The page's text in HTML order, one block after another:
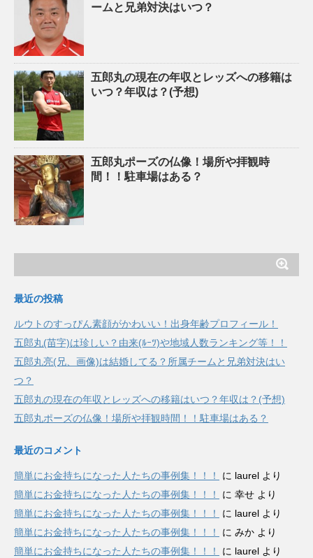
ームと兄弟対決はいつ？
五郎丸の現在の年収とレッズへの移籍は
いつ？年収は？(予想)
五郎丸ポーズの仏像！場所や拝観時
間！！駐車場はある？
最近の投稿
ルウトのすっぴん素顔がかわいい！出身年齢プロフィール！
五郎丸(苗字)は珍しい？由来(ﾙｰﾂ)や地域人数ランキング等！！
五郎丸亮(兄、画像)は結婚してる？所属チームと兄弟対決はい
つ？
五郎丸の現在の年収とレッズへの移籍はいつ？年収は？(予想)
五郎丸ポーズの仏像！場所や拝観時間！！駐車場はある？
最近のコメント
簡単にお金持ちになった人たちの事例集！！！ に laurel より
簡単にお金持ちになった人たちの事例集！！！
に 幸せ より
簡単にお金持ちになった人たちの事例集！！！
に laurel より
簡単にお金持ちになった人たちの事例集！！！
に みか より
簡単にお金持ちになった人たちの事例集！！！
に laurel より